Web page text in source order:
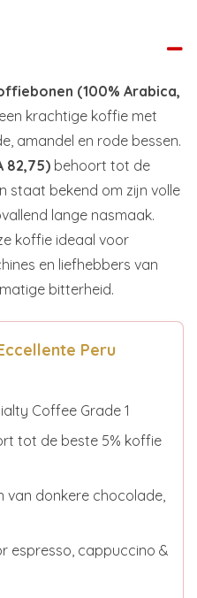
(100% Arabica,
krachtige koffie met
amandel en rode bessen.
82,75) behoort tot de
staat bekend om zijn volle
lange nasmaak.
koffie ideaal voor
en liefhebbers van
bitterheid.
Peru
Coffee Grade 1
tot de beste 5% koffie
van donkere chocolade,
espresso, cappuccino &